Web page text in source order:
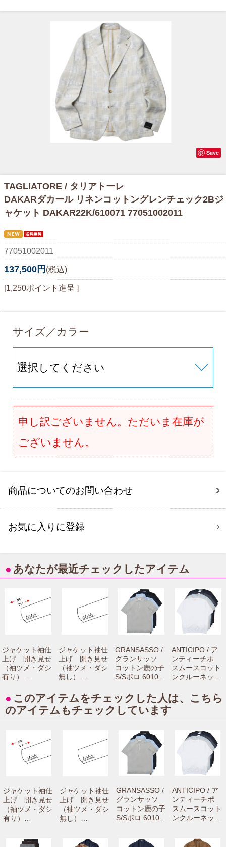
Save
TAGLIATORE / タリアトーレ
DAKARダカール リネンコットングレンチェック2Bジ
ャケット DAKAR22K/610071 77051002011
77051002011
137,500円 (税込)
[1,250ポイント進呈 ]
サイズ／カラー
申し訳ございません。ただいま在庫が
ございません。
商品についてのお問い合わせ
お気に入りに登録
● あなたが最近チェックしたアイテム
ジャケット袖仕
上げ 開き見せ
（袖ツメ・ダシ
有り）
ミシモ）online
shopで商品をお
買上げの方専用
ジャケット袖仕
上げ 開き見せ
（袖ツメ・ダシ
無し）
ミシモ）online
shopで商品をお
買上げの方専用
GRANSASSO /
グランサッソ
コットン鹿の子
S/Sポロ 60103/
0003
ANTICIPO / ア
ンティーチポ
スムースコット
ンクルーネック
ソー NEBBIOLO
smooth 721610
● このアイテムをチェックした人は、こちら
のアイテムもチェックしています
ジャケット袖仕
上げ 開き見せ
（袖ツメ・ダシ
有り）
ジャケット袖仕
上げ 開き見せ
（袖ツメ・ダシ
無し）
GRANSASSO /
グランサッソ
コットン鹿の子
S/Sポロ 60103/
ANTICIPO / ア
ンティーチポ
スムースコット
ンクルーネック
O smooth 7216